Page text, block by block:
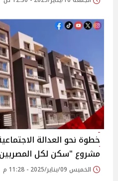
خطوة نحو العدالة
مشروع "سكن لكل
الخميس 09/يناير/2025 - 11:28 م